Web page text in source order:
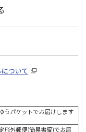
ついて
ゆうパケットでお届けします
形外郵便(簡易書留)でお届